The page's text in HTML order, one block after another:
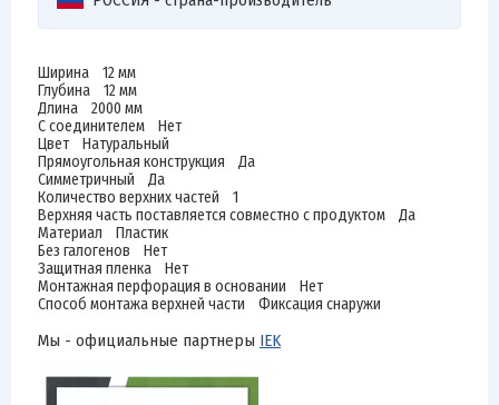
Ширина 12 мм
Глубина 12 мм
Длина 2000 мм
С соединителем Нет
Цвет Натуральный
Прямоугольная конструкция Да
Симметричный Да
Количество верхних частей 1
Верхняя часть поставляется совместно с продуктом Да
Материал Пластик
Без галогенов Нет
Защитная пленка Нет
Монтажная перфорация в основании Нет
Способ монтажа верхней части Фиксация снаружи
Мы - официальные партнеры IEK